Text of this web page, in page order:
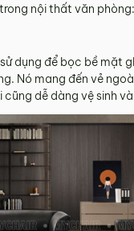
nội thất văn phòng:
dụng để bọc bề mặt
Nó mang đến vẻ
dễ dàng vệ sinh